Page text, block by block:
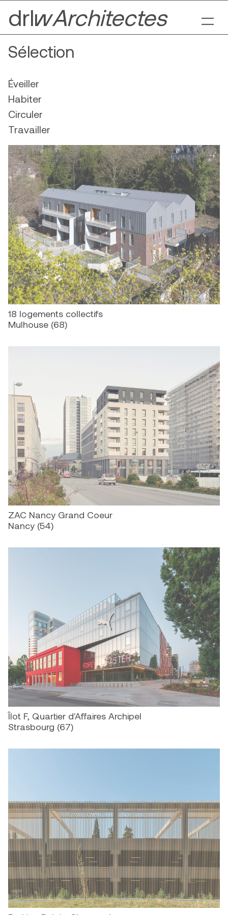
drl§Architectes
Sélection
Éveiller
Habiter
Circuler
Travailler
18 logements collectifs
Mulhouse (68)
ZAC Nancy Grand Coeur
Nancy (54)
Îlot F, Quartier d'Affaires Archipel
Strasbourg (67)